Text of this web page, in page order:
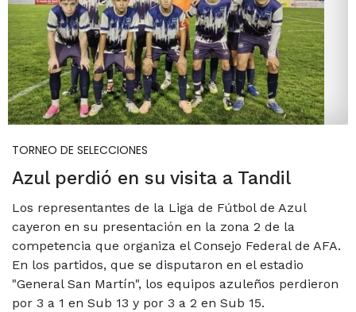
TORNEO DE SELECCIONES
Azul perdió en su visita a Tandil
Los representantes de la Liga de Fútbol de Azul
cayeron en su presentación en la zona 2 de la
competencia que organiza el Consejo Federal de AFA.
En los partidos, que se disputaron en el estadio
"General San Martín", los equipos azuleños perdieron
por 3 a 1 en Sub 13 y por 3 a 2 en Sub 15.